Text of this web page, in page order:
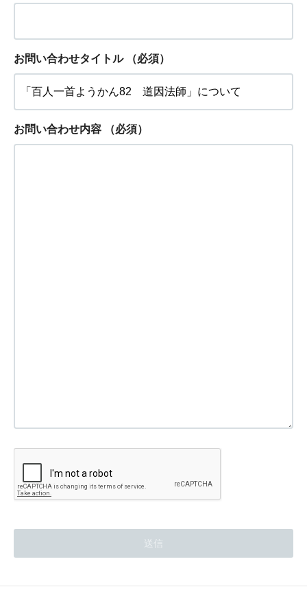
お問い合わせタイトル （必須）
お問い合わせ内容 （必須）